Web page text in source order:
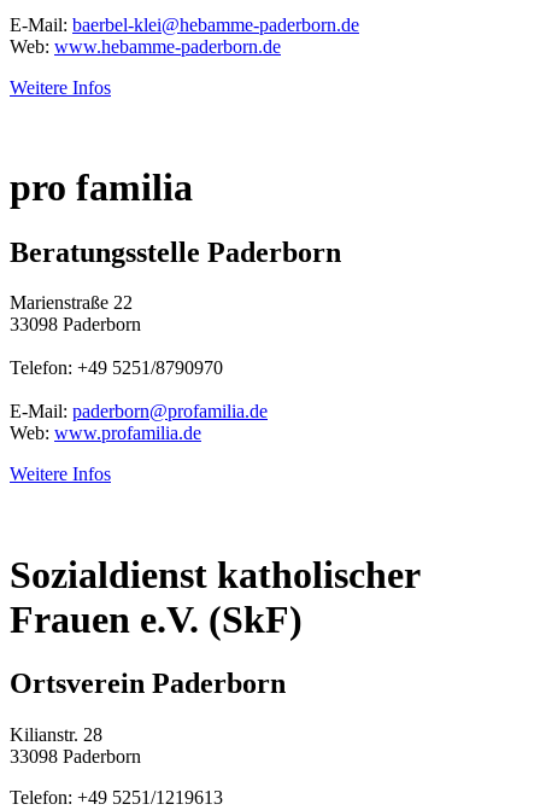
E-Mail: baerbel-klei@hebamme-paderborn.de
Web: www.hebamme-paderborn.de
Weitere Infos
pro familia
Beratungsstelle Paderborn
Marienstraße 22
33098 Paderborn
Telefon: +49 5251/8790970
E-Mail: paderborn@profamilia.de
Web: www.profamilia.de
Weitere Infos
Sozialdienst katholischer
Frauen e.V. (SkF)
Ortsverein Paderborn
Kilianstr. 28
33098 Paderborn
Telefon: +49 5251/1219613